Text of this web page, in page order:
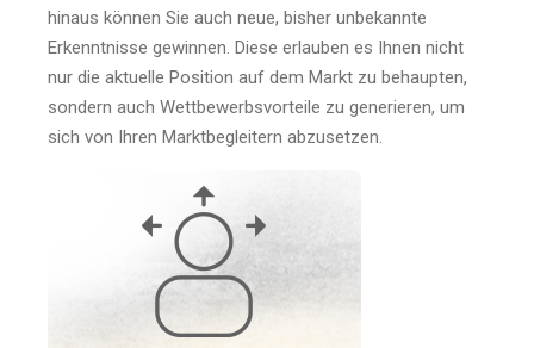
hinaus können Sie auch neue, bisher unbekannte
Erkenntnisse gewinnen. Diese erlauben es Ihnen nicht
nur die aktuelle Position auf dem Markt zu behaupten,
sondern auch Wettbewerbsvorteile zu generieren, um
sich von Ihren Marktbegleitern abzusetzen.